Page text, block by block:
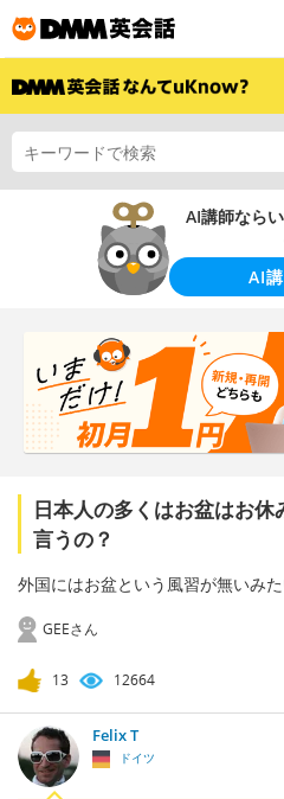
AI講師なら
AI
日本人の多くはお盆はお
言うの？
外国にはお盆という風習が無いみた
GEEさん
13 12664
Felix T
ドイツ